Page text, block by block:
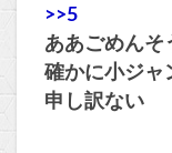
>>5
ああごめんそ
確かに小ジャ
申し訳ない